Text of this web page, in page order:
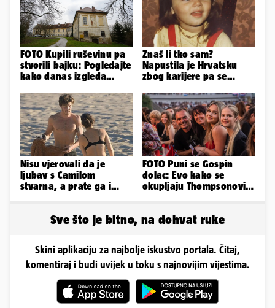
FOTO Kupili ruševinu pa
stvorili bajku: Pogledajte
kako danas izgleda
Znaš li tko sam?
Napustila je Hrvatsku
zbog karijere pa se
starijeg
Nisu vjerovali da je
ljubav s Camilom
stvarna, a prate ga i
FOTO Puni se Gospin
dolac: Evo kako se
okupljaju Thompsonovi
Sve što je bitno, na dohvat ruke
Skini aplikaciju za najbolje iskustvo portala. Čitaj,
komentiraj i budi uvijek u toku s najnovijim vijestima.